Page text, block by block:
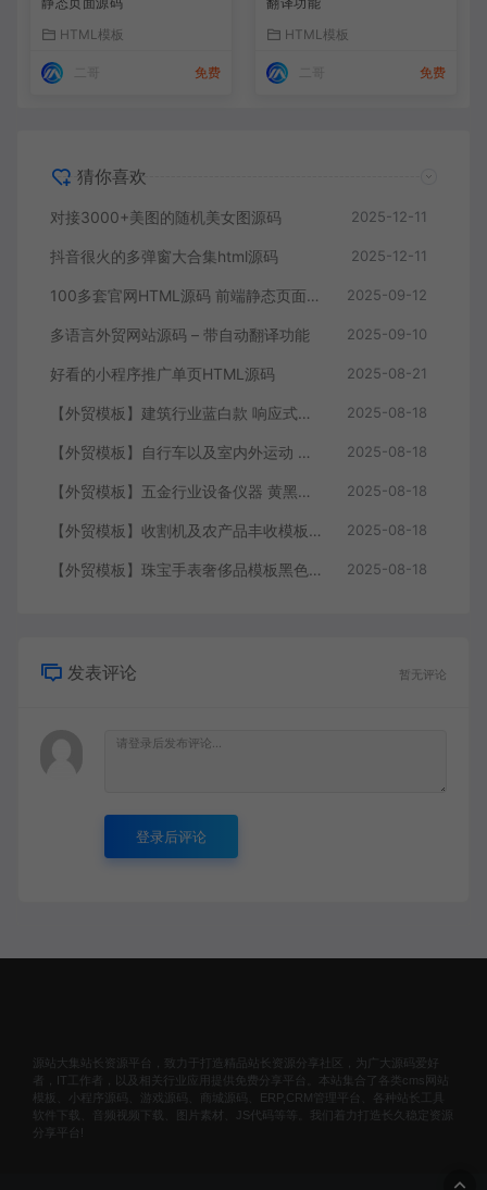
HTML模板
免费
HTML模板
免费
猜你喜欢
对接3000+美图的随机美女图源码 2025-12-11
抖音很火的多弹窗大合集html源码 2025-12-11
100多套官网HTML源码 前端静态页面源码 2025-09-12
多语言外贸网站源码 – 带自动翻译功能 2025-09-10
好看的小程序推广单页HTML源码 2025-08-21
【外贸模板】建筑行业蓝白款 响应式模板静态html文件 2025-08-18
【外贸模板】自行车以及室内外运动 黑灰 响应式模板静态html文件 2025-08-18
【外贸模板】五金行业设备仪器 黄黑款 响应式模板静态html文件 2025-08-18
【外贸模板】收割机及农产品丰收模板 绿色 响应式模板静态html文件 2025-08-18
【外贸模板】珠宝手表奢侈品模板黑色 响应式模板静态html文件 2025-08-18
发表评论 暂无评论
登录后评论
源站大集站长资源平台，致力于打造精品站长资源分享社区，为广大源码爱好
者，IT工作者，以及相关行业应用提供免费分享平台。本站集合了各类cms网站
模板、小程序源码、游戏源码、商城源码、ERP,CRM管理平台、各种站长工具
软件下载、音频视频下载、图片素材、JS代码等等。我们着力打造长久稳定资源
分享平台!